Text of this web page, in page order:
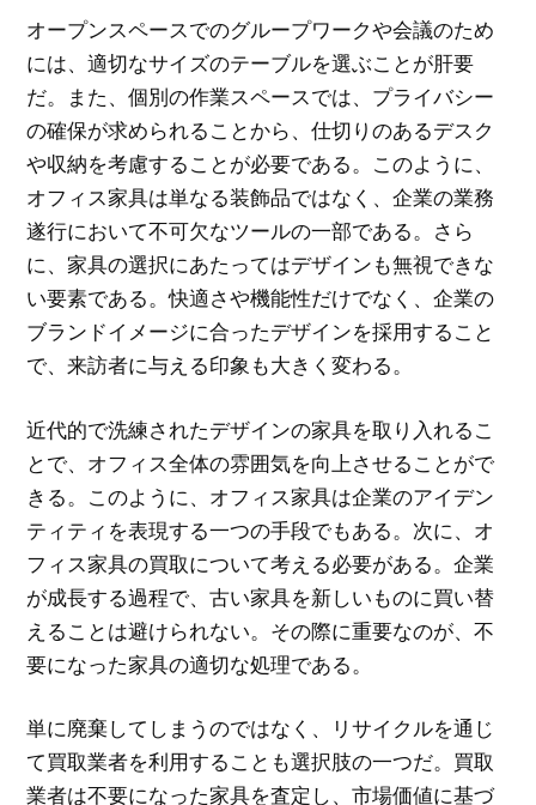
オープンスペースでのグループワークや会議のため
には、適切なサイズのテーブルを選ぶことが肝要
だ。また、個別の作業スペースでは、プライバシー
の確保が求められることから、仕切りのあるデスク
や収納を考慮することが必要である。このように、
オフィス家具は単なる装飾品ではなく、企業の業務
遂行において不可欠なツールの一部である。さら
に、家具の選択にあたってはデザインも無視できな
い要素である。快適さや機能性だけでなく、企業の
ブランドイメージに合ったデザインを採用すること
で、来訪者に与える印象も大きく変わる。
近代的で洗練されたデザインの家具を取り入れるこ
とで、オフィス全体の雰囲気を向上させることがで
きる。このように、オフィス家具は企業のアイデン
ティティを表現する一つの手段でもある。次に、オ
フィス家具の買取について考える必要がある。企業
が成長する過程で、古い家具を新しいものに買い替
えることは避けられない。その際に重要なのが、不
要になった家具の適切な処理である。
単に廃棄してしまうのではなく、リサイクルを通じ
て買取業者を利用することも選択肢の一つだ。買取
業者は不要になった家具を査定し、市場価値に基づ